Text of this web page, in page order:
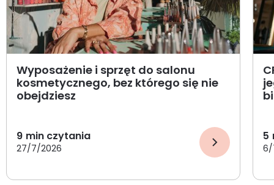
Wyposażenie i sprzęt do salonu
kosmetycznego, bez którego się nie
obejdziesz
9 min czytania
27/7/2026
5
6/